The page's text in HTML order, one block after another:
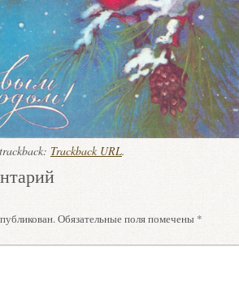
Trackback URL.
Обязательные поля помечены *